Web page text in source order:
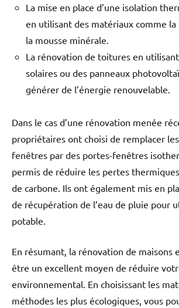
La mise en place d’une isolation
en utilisant des matériaux comme la
la mousse minérale.
La rénovation de toitures en
solaires ou des panneaux
générer de l’énergie renouvelable.
Dans le cas d’une rénovation menée
propriétaires ont choisi de remplacer
fenêtres par des portes-fenêtres
permis de réduire les pertes
de carbone. Ils ont également mis en
de récupération de l’eau de pluie pour
potable.
En résumant, la rénovation de maisons
être un excellent moyen de réduire
environnemental. En choisissant les
méthodes les plus écologiques, vous